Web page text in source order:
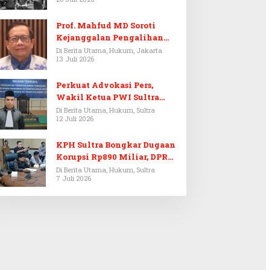
Prof. Mahfud MD Soroti
Kejanggalan Pengalihan
Penyelidikan Tersangka
Febrie Adriansyah
Di Berita Utama, Hukum, Jakarta
13 Juli 2026
Perkuat Advokasi Pers,
Wakil Ketua PWI Sultra
Resmi Dilantik Menjadi
Advokat PERADI
Di Berita Utama, Hukum, Sultra
12 Juli 2026
KPH Sultra Bongkar Dugaan
Korupsi Rp890 Miliar, DPRD
Sultra Gelar RDP
Di Berita Utama, Hukum, Sultra
7 Juli 2026